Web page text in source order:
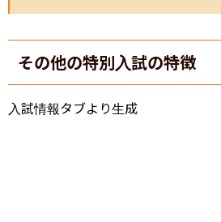
その他の特別入試の特徴
入試情報タブより生成